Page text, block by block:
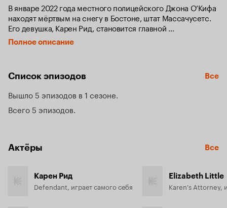
В январе 2022 года местного полицейского Джона О’Кифа
находят мёртвым на снегу в Бостоне, штат Массачусетс.
Его девушка, Карен Рид, становится главной
подозреваемой в убийстве. Обвинение утверждает,
что она сбила его машиной и бросила умирать, но защита
Полное описание
Список эпизодов Все
Вышло 5 эпизодов в 1 сезоне
Всего 5 эпизодов
Актёры Все
Карен Рид
Defendant, играет самого себя
Elizabeth Little